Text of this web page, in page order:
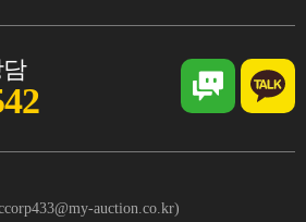
auction.co.kr)